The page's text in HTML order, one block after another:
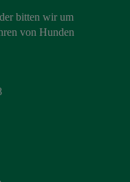
bitten wir um
von Hunden